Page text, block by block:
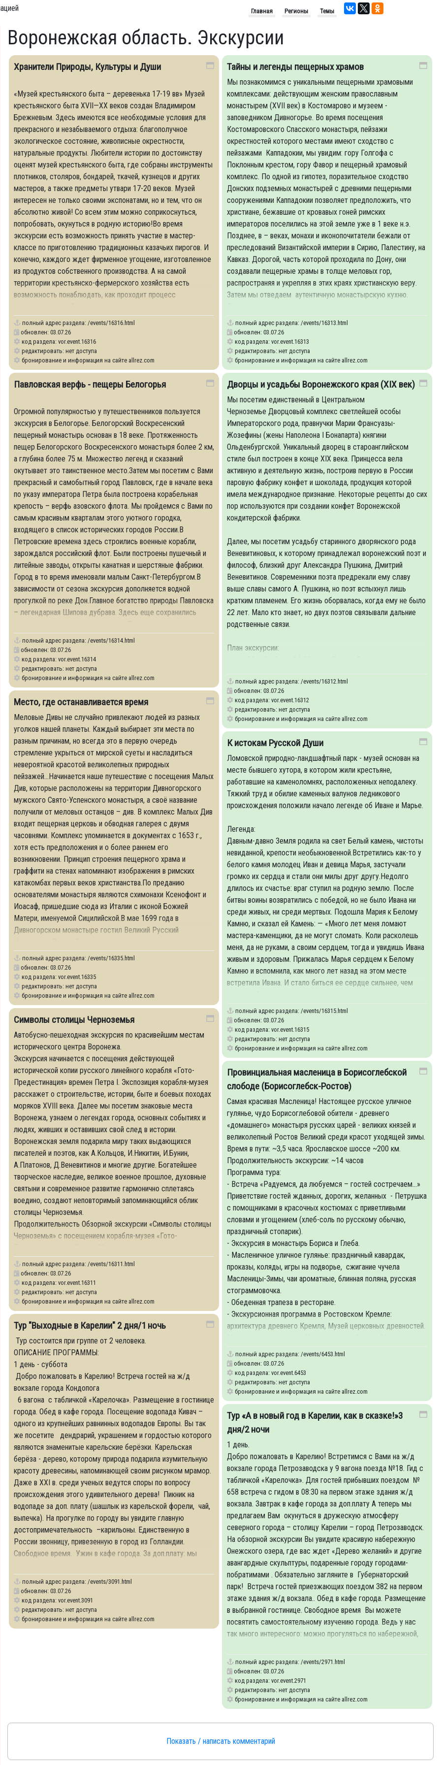
Главная Регионы Темы
Воронежская область. Экскурсии
Хранители Природы, Культуры и Души
«Музей крестьянского быта – деревенька 17-19 вв» Музей
крестьянского быта XVII—XX веков создан Владимиром
Брежневым. Здесь имеются все необходимые условия для
прекрасного и незабываемого отдыха: благополучное
экологическое состояние, живописные окрестности,
натуральные продукты. Любители истории по достоинству
оценят музей крестьянского быта, где собраны инструменты
плотников, столяров, бондарей, ткачей, кузнецов и других
мастеров, а также предметы утвари 17-20 веков. Музей
интересен не только своими экспонатами, но и тем, что он
абсолютно живой! Со всем этим можно соприкоснуться,
попробовать, окунуться в родную историю!Во время
экскурсии есть возможность принять участие в мастер-
классе по приготовлению традиционных казачьих пирогов. И
конечно, каждого ждет фирменное угощение, изготовленное
из продуктов собственного производства. А на самой
территории крестьянско-фермерского хозяйства есть
возможность понаблюдать, как проходит процесс
полный адрес раздела: /events/16316.html
обновлен: 03.07.26
код раздела: vor.event.16316
редактировать: нет доступа
бронирование и информация на сайте allrez.com
Тайны и легенды пещерных храмов
Мы познакомимся с уникальными пещерными храмовыми
комплексами: действующим женским православным
монастырем (XVII век) в Костомарово и музеем -
заповедником Дивногорье. Во время посещения
Костомаровского Спасского монастыря, пейзажи
окрестностей которого местами имеют сходство с
пейзажами Каппадокии, мы увидим: гору Голгофа с
Поклонным крестом, гору Фавор и пещерный храмовый
комплекс. По одной из гипотез, поразительное сходство
Донских подземных монастырей с древними пещерными
сооружениями Каппадокии позволяет предположить, что
христиане, бежавшие от кровавых гоней римских
императоров поселились на этой земле уже в 1 веке н.э.
Позднее, в – веках, монахи и иконопочитатели бежали от
преследований Византийской империи в Сирию, Палестину, на
Кавказ. Дорогой, часть которой проходила по Дону, они
создавали пещерные храмы в толще меловых гор,
распространяя и укрепляя в этих краях христианскую веру.
Затем мы отведаем аутентичную монастырскую кухню.
полный адрес раздела: /events/16313.html
обновлен: 03.07.26
код раздела: vor.event.16313
редактировать: нет доступа
бронирование и информация на сайте allrez.com
Павловская верфь - пещеры Белогорья
Огромной популярностью у путешественников пользуется
экскурсия в Белогорье. Белогорский Воскресенский
пещерный монастырь основан в 18 веке. Протяженность
пещер Белогорского Воскресенского монастыря более 2 км,
а глубина более 75 м. Множество легенд и сказаний
окутывает это таинственное место.Затем мы посетим с Вами
прекрасный и самобытный город Павловск, где в начале века
по указу императора Петра была построена корабельная
крепость – верфь азовского флота. Мы пройдемся с Вами по
самым красивым кварталам этого уютного городка,
входящего в список исторических городов России.В
Петровские времена здесь строились военные корабли,
зарождался российский флот. Были построены пушечный и
литейные заводы, открыты канатная и шерстяные фабрики.
Город в то время именовали малым Санкт-Петербургом.В
зависимости от сезона экскурсия дополняется водной
прогулкой по реке Дон.Главное богатство природы Павловска
– легендарная Шипова дубрава. Здесь еще сохранились
полный адрес раздела: /events/16314.html
обновлен: 03.07.26
код раздела: vor.event.16314
редактировать: нет доступа
бронирование и информация на сайте allrez.com
Дворцы и усадьбы Воронежского края (XIX век)
Мы посетим единственный в Центральном
Черноземье Дворцовый комплекс светлейшей особы
Императорского рода, правнучки Марии Франсуазы-
Жозефины (жены Наполеона I Бонапарта) княгини
Ольденбургской. Уникальный дворец в староанглийском
стиле был построен в конце XIX века. Принцесса вела
активную и деятельную жизнь, построив первую в России
паровую фабрику конфет и шоколада, продукция которой
имела международное признание. Некоторые рецепты до сих
пор используются при создании конфет Воронежской
кондитерской фабрики.
Далее, мы посетим усадьбу старинного дворянского рода
Веневитиновых, к которому принадлежал воронежский поэт и
философ, близкий друг Александра Пушкина, Дмитрий
Веневитинов. Современники поэта предрекали ему славу
выше славы самого А. Пушкина, но поэт вспыхнул лишь
кратким пламенем. Его жизнь оборвалась, когда ему не было
22 лет. Мало кто знает, но двух поэтов связывали дальние
родственные связи.
План экскурсии:
полный адрес раздела: /events/16312.html
обновлен: 03.07.26
код раздела: vor.event.16312
редактировать: нет доступа
бронирование и информация на сайте allrez.com
Место, где останавливается время
Меловые Дивы не случайно привлекают людей из разных
уголков нашей планеты. Каждый выбирает эти места по
разным причинам, но всегда это в первую очередь
стремление укрыться от мирской суеты и насладиться
невероятной красотой великолепных природных
пейзажей...Начинается наше путешествие с посещения Малых
Див, которые расположены на территории Дивногорского
мужского Свято-Успенского монастыря, а своё название
получили от меловых останцов – див. В комплекс Малых Див
входит пещерная церковь и обводная галерея с двумя
часовнями. Комплекс упоминается в документах с 1653 г.,
хотя есть предположения и о более раннем его
возникновении. Принцип строения пещерного храма и
граффити на стенах напоминают изображения в римских
катакомбах первых веков христианства.По преданию
основателями монастыря являются схимонахи Ксенофонт и
Иоасаф, пришедшие сюда из Италии с иконой Божией
Матери, именуемой Сицилийской.В мае 1699 года в
Дивногорском монастыре гостил Великий Русский
полный адрес раздела: /events/16335.html
обновлен: 03.07.26
код раздела: vor.event.16335
редактировать: нет доступа
бронирование и информация на сайте allrez.com
К истокам Русской Души
Ломовской природно-ландшафтный парк - музей основан на
месте бывшего хутора, в котором жили крестьяне,
работавшие на каменоломнях, расположенных неподалеку.
Тяжкий труд и обилие каменных валунов ледникового
происхождения положили начало легенде об Иване и Марье.
Легенда:
Давным-давно Земля родила на свет Белый камень, чистоты
невиданной, крепости необыкновенной.Встретились как-то у
белого камня молодец Иван и девица Марья, застучали
громко их сердца и стали они милы друг другу.Недолго
длилось их счастье: враг ступил на родную землю. После
битвы воины возвратились с победой, но не было Ивана ни
среди живых, ни среди мертвых. Подошла Мария к Белому
Камню, и сказал ей Камень: — «Много лет меня ломают
мастера-каменщики, да не могут сломать. Коли расколешь
меня, да не руками, а своим сердцем, тогда и увидишь Ивана
живым и здоровым. Прижалась Марья сердцем к Белому
Камню и вспомнила, как много лет назад на этом месте
встретила Ивана. И стало биться ее сердце сильнее, чем
полный адрес раздела: /events/16315.html
обновлен: 03.07.26
код раздела: vor.event.16315
редактировать: нет доступа
бронирование и информация на сайте allrez.com
Символы столицы Черноземья
Автобусно-пешеходная экскурсия по красивейшим местам
исторического центра Воронежа.
Экскурсия начинается с посещения действующей
исторической копии русского линейного корабля «Гото-
Предестинация» времен Петра I. Экспозиция корабля-музея
расскажет о строительстве, истории, быте и боевых походах
моряков XVIII века. Далее мы посетим знаковые места
Воронежа, узнаем о легендах города, основных событиях и
людях, живших и оставивших свой след в истории.
Воронежская земля подарила миру таких выдающихся
писателей и поэтов, как А.Кольцов, И.Никитин, И.Бунин,
А.Платонов, Д.Веневитинов и многие другие. Богатейшее
творческое наследие, великое военное прошлое, духовные
святыни и современное развитие гармонично сплетаясь
воедино, создают неповторимый запоминающийся облик
столицы Черноземья.
Продолжительность Обзорной экскурсии «Символы столицы
Черноземья» с посещением корабля-музея «Гото-
полный адрес раздела: /events/16311.html
обновлен: 03.07.26
код раздела: vor.event.16311
редактировать: нет доступа
бронирование и информация на сайте allrez.com
Провинциальная масленица в Борисоглебской
слободе (Борисоглебск-Ростов)
Самая красивая Масленица! Настоящее русское уличное
гулянье, чудо Борисоглебовой обители - древнего
«домашнего» монастыря русских царей - великих князей и
великолепный Ростов Великий среди красот уходящей зимы.
Время в пути: ~3,5 часа. Ярославское шоссе ~200 км.
Продолжительность экскурсии: ~14 часов
Программа тура:
- Встреча «Радуемся, да любуемся – гостей состречаем…»
Приветствие гостей жданных, дорогих, желанных - Петрушка
с помощниками в красочных костюмах с приветливыми
словами и угощением (хлеб-соль по русскому обычаю,
праздничный стопарик).
- Экскурсия в монастырь Бориса и Глеба.
- Масленичное уличное гулянье: праздничный кавардак,
проказы, коляды, игры на подворье, сжигание чучела
Масленицы-Зимы, чаи ароматные, блинная поляна, русская
стограммовочка.
- Обеденная трапеза в ресторане.
- Экскурсионная программа в Ростовском Кремле:
архитектура древнего Кремля, Музей церковных древностей.
полный адрес раздела: /events/6453.html
обновлен: 03.07.26
код раздела: vor.event.6453
редактировать: нет доступа
бронирование и информация на сайте allrez.com
Тур "Выходные в Карелии" 2 дня/1 ночь
Тур состоится при группе от 2 человека.
ОПИСАНИЕ ПРОГРАММЫ:
1 день - суббота
Добро пожаловать в Карелию! Встреча гостей на ж/д
вокзале города Кондопога
6 вагона с табличкой «Карелочка». Размещение в гостинице
города. Обед в кафе города. Посещение водопада Кивач –
одного из крупнейших равнинных водопадов Европы. Вы так
же посетите дендрарий, украшением и гордостью которого
являются знаменитые карельские берёзки. Карельская
берёза - дерево, которому природа подарила изумительную
красоту древесины, напоминающей своим рисунком мрамор.
Даже в XXI в. среди ученых ведутся споры по вопросу
происхождения этого удивительного дерева! Пикник на
водопаде за доп. плату (шашлык из карельской форели, чай,
выпечка). На прогулке по городу вы увидите главную
достопримечательность –карильоны. Единственную в
России звонницу, привезенную в город из Голландии.
Свободное время. Ужин в кафе города. За доп.плату: мы
полный адрес раздела: /events/3091.html
обновлен: 03.07.26
код раздела: vor.event.3091
редактировать: нет доступа
бронирование и информация на сайте allrez.com
Тур «А в новый год в Карелии, как в сказке!»3
дня/2 ночи
1 день.
Добро пожаловать в Карелию! Встретимся с Вами на ж/д
вокзале города Петрозаводска у 9 вагона поезда №18. Гид с
табличкой «Карелочка». Для гостей прибывших поездом №
658 встреча с гидом в 08:30 на первом этаже здания ж/д
вокзала. Завтрак в кафе города за доп.плату А теперь мы
предлагаем Вам окунуться в дружескую атмосферу
северного города – столицу Карелии – город Петрозаводск.
На обзорной экскурсии Вы увидите красивую набережную
Онежского озера, где вас ждет «Дерево желаний» и другие
авангардные скульптуры, подаренные городу городами-
побратимами . Обязательно загляните в Губернаторский
парк! Встреча гостей приезжающих поездом 382 на первом
этаже здания ж/д вокзала.. Обед в кафе города. Размещение
в выбранной гостинице. Свободное время Вы можете
посвятить самостоятельному изучению города. Ведь у нас
так много интересного: можно прогуляться по набережной,
полный адрес раздела: /events/2971.html
обновлен: 03.07.26
код раздела: vor.event.2971
редактировать: нет доступа
бронирование и информация на сайте allrez.com
Показать / написать комментарий